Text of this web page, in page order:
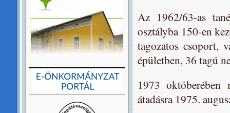
Az 1962/63-as
osztályba 150-en
tagozatos csoport,
épületben, 36 tagú
1973 októberében
átadásra 1975.